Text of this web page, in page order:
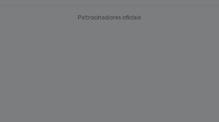
Patrocinadores oficiais